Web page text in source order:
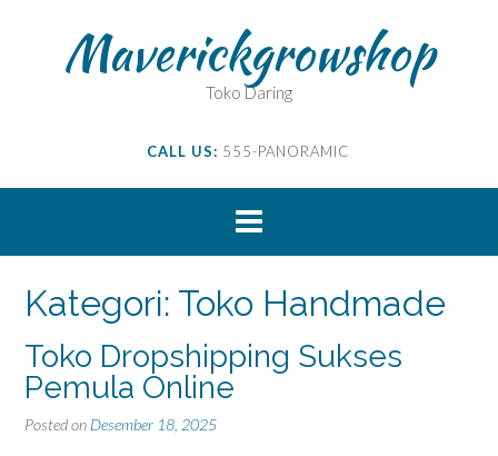
Maverickgrowshop
Toko Daring
CALL US: 555-PANORAMIC
Kategori: Toko Handmade
Toko Dropshipping Sukses
Pemula Online
Posted on Desember 18, 2025